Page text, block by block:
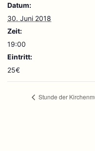
Datum:
30. Juni 2018
Zeit:
19:00
Eintritt:
25€
Stunde der